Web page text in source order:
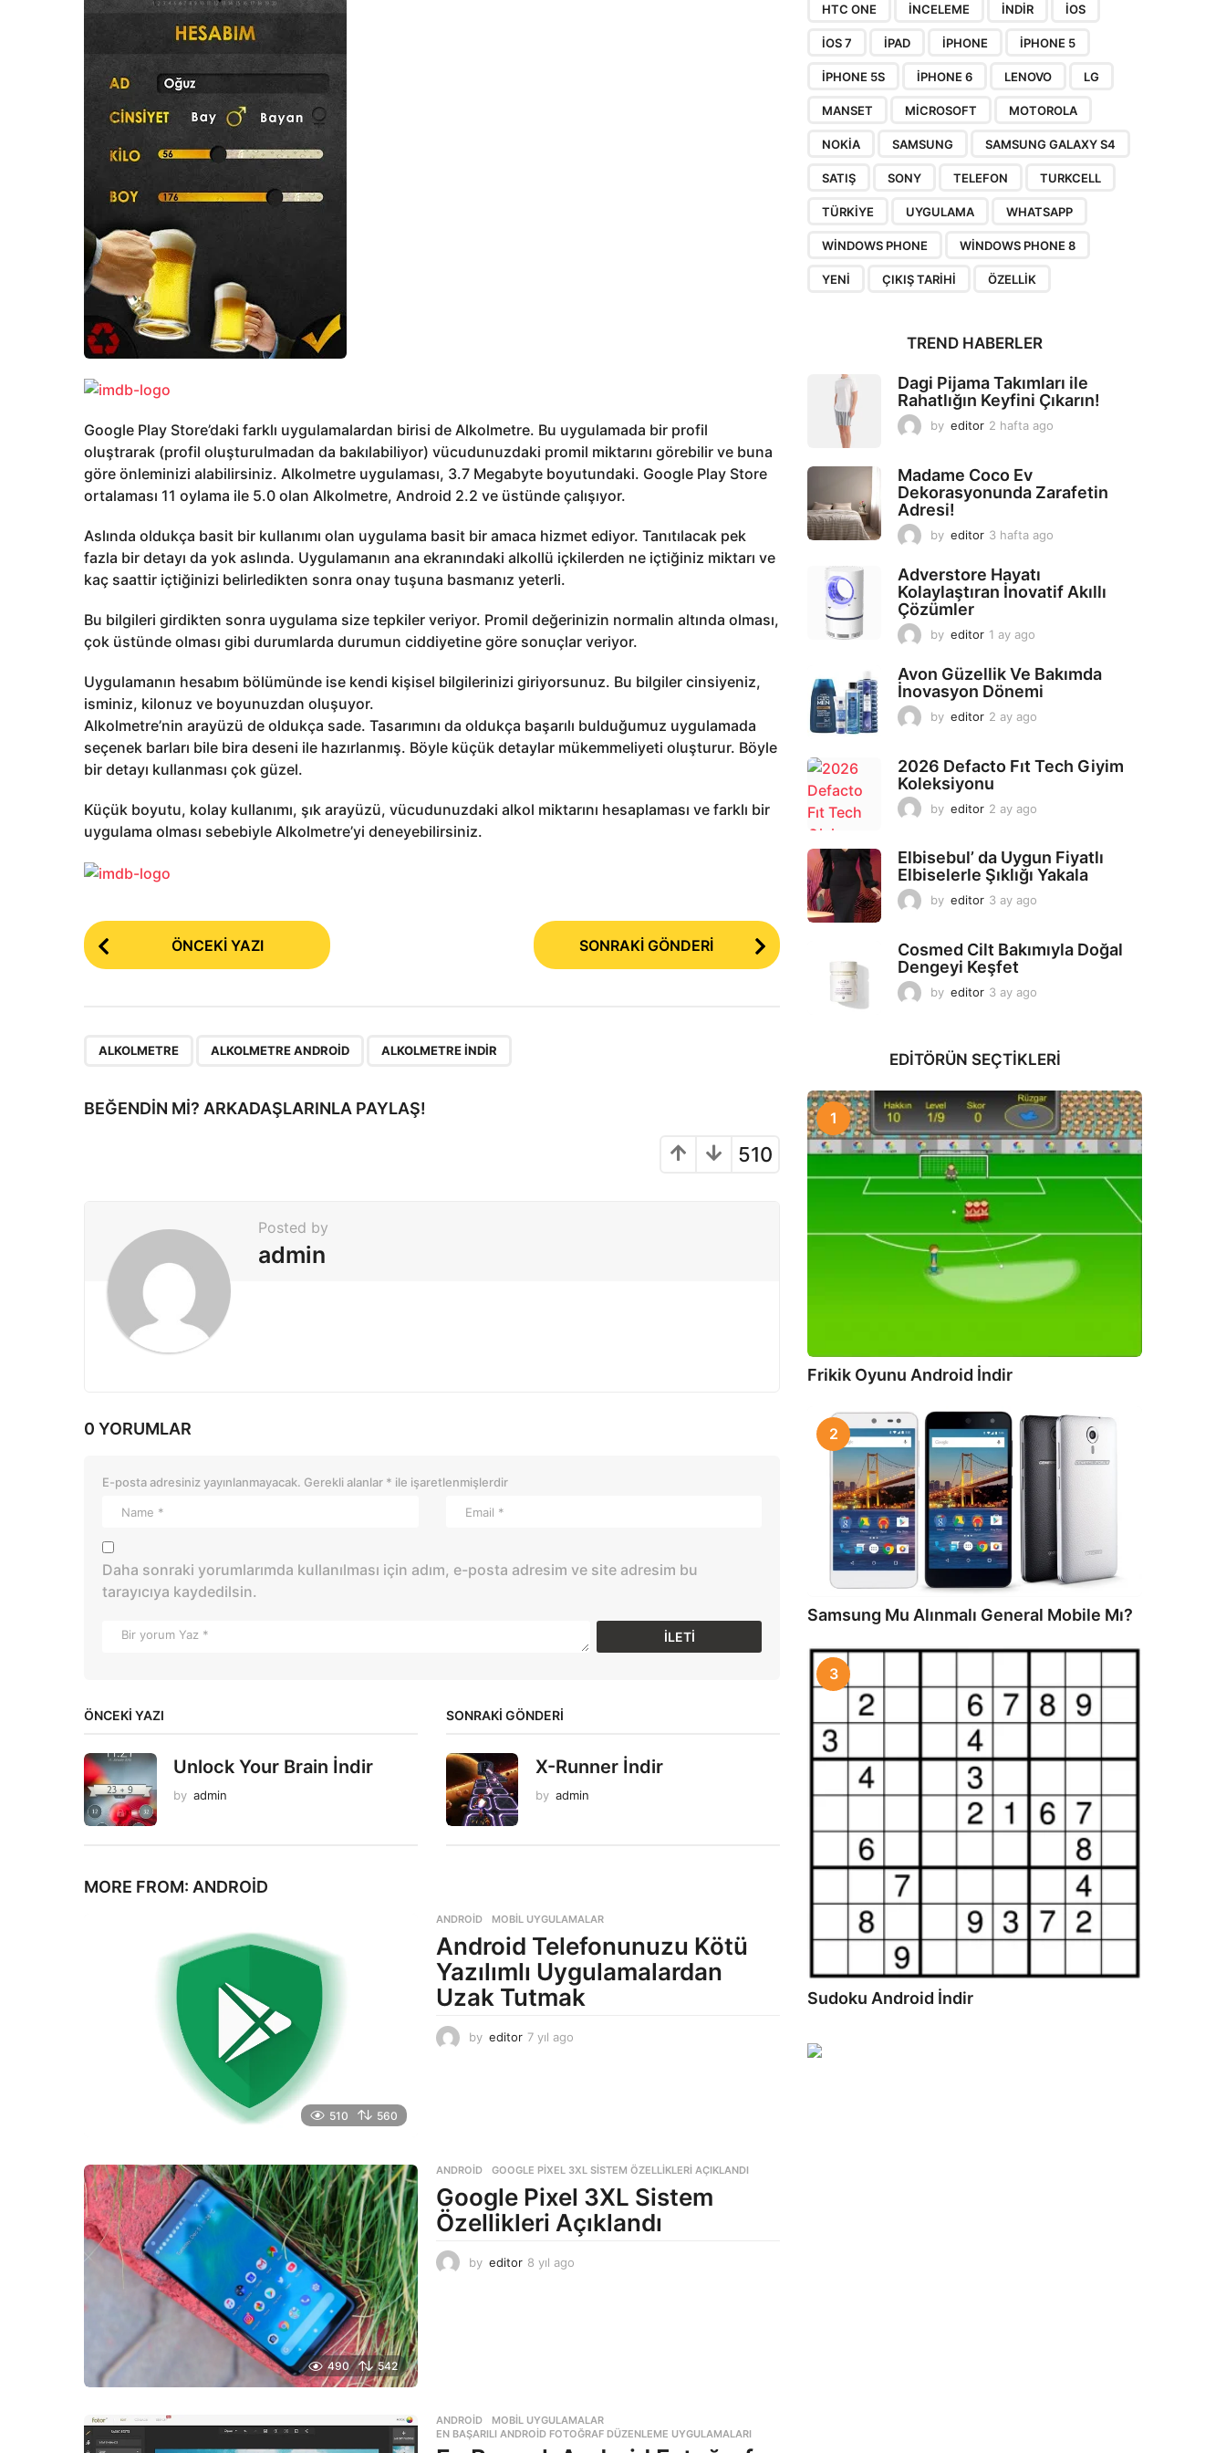
Google Play Store’daki farklı uygulamalardan birisi de Alkolmetre. Bu uygulamada bir profil
oluştrarak (profil oluşturulmadan da bakılabiliyor) vücudunuzdaki promil miktarını görebilir ve buna
göre önleminizi alabilirsiniz. Alkolmetre uygulaması, 3.7 Megabyte boyutundaki. Google Play Store
ortalaması 11 oylama ile 5.0 olan Alkolmetre, Android 2.2 ve üstünde çalışıyor.
Aslında oldukça basit bir kullanımı olan uygulama basit bir amaca hizmet ediyor. Tanıtılacak pek
fazla bir detayı da yok aslında. Uygulamanın ana ekranındaki alkollü içkilerden ne içtiğiniz miktarı ve
kaç saattir içtiğinizi belirledikten sonra onay tuşuna basmanız yeterli.
Bu bilgileri girdikten sonra uygulama size tepkiler veriyor. Promil değerinizin normalin altında olması,
çok üstünde olması gibi durumlarda durumun ciddiyetine göre sonuçlar veriyor.
Uygulamanın hesabım bölümünde ise kendi kişisel bilgilerinizi giriyorsunuz. Bu bilgiler cinsiyeniz,
isminiz, kilonuz ve boyunuzdan oluşuyor.
Alkolmetre’nin arayüzü de oldukça sade. Tasarımını da oldukça başarılı bulduğumuz uygulamada
seçenek barları bile bira deseni ile hazırlanmış. Böyle küçük detaylar mükemmeliyeti oluşturur. Böyle
bir detayı kullanması çok güzel.
Küçük boyutu, kolay kullanımı, şık arayüzü, vücudunuzdaki alkol miktarını hesaplaması ve farklı bir
uygulama olması sebebiyle Alkolmetre’yi deneyebilirsiniz.
P
o
P
g
ÖNCEKI YAZI SONRAKİ GÖNDERİ
ALKOLMETRE ALKOLMETRE ANDROID ALKOLMETRE INDIR
BEĞENDIN MI? ARKADAŞLARINLA PAYLAŞ!
510
Posted by
admin
0 YORUMLAR
E-posta adresiniz yayınlanmayacak. Gerekli alanlar * ile işaretlenmişlerdir
Daha sonraki yorumlarımda kullanılması için adım, e-posta adresim ve site adresim bu
tarayıcıya kaydedilsin.
ÖNCEKI YAZI
Unlock Your Brain İndir
by admin
SONRAKİ GÖNDERİ
X-Runner İndir
by admin
MORE FROM: ANDROID
510 560
ANDROID ,MOBIL UYGULAMALAR
Android Telefonunuzu Kötü
Yazılımlı Uygulamalardan
Uzak Tutmak
by editor 7 yıl ago
490 542
ANDROID GOOGLE PIXEL 3XL SISTEM ÖZELLIKLERI AÇIKLANDI
Google Pixel 3XL Sistem
Özellikleri Açıklandı
by editor 8 yıl ago
ANDROID ,MOBIL UYGULAMALAR
EN BAŞARILI ANDROID FOTOĞRAF DÜZENLEME UYGULAMALARI
HTC ONE INCELEME INDIR IOS
IOS 7 IPAD IPHONE IPHONE 5
IPHONE 5S IPHONE 6 LENOVO LG
MANSET MICROSOFT MOTOROLA
NOKIA SAMSUNG SAMSUNG GALAXY S4
SATIŞ SONY TELEFON TURKCELL
TÜRKIYE UYGULAMA WHATSAPP
WINDOWS PHONE WINDOWS PHONE 8
YENI ÇIKIŞ TARIHI ÖZELLIK
TREND HABERLER
Dagi Pijama Takımları ile
Rahatlığın Keyfini Çıkarın!
by editor 2 hafta ago
g
Madame Coco Ev
Dekorasyonunda Zarafetin
Adresi!
by editor 3 hafta ago
a
Adverstore Hayatı
Kolaylaştıran İnovatif Akıllı
Çözümler
by editor 1 ay ago
y
a
o
Avon Güzellik Ve Bakımda
İnovasyon Dönemi
by editor 2 ay ago
2026 Defacto Fıt Tech Giyim
Koleksiyonu
by editor 2 ay ago
a
g
Elbisebul’ da Uygun Fiyatlı
Elbiselerle Şıklığı Yakala
by editor 3 ay ago
a
Cosmed Cilt Bakımıyla Doğal
Dengeyi Keşfet
by editor 3 ay ago
g
EDITÖRÜN SEÇTIKLERI
1
Frikik Oyunu Android İndir
2
Samsung Mu Alınmalı General Mobile Mı?
3
Sudoku Android İndir